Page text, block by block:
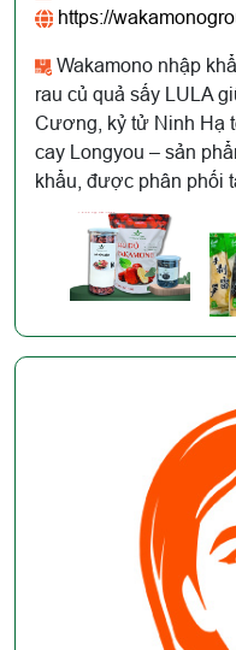
https://
Wakamono nhập
rau củ quả sấy LULA
Cương, kỷ tử Ninh Hạ
cay Longyou – sản
khẩu, được phân phối